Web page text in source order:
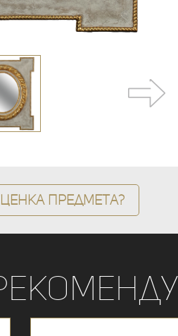
предмета?